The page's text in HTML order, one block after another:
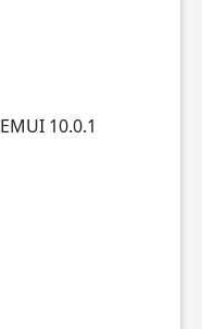
EMUI 10.0.1